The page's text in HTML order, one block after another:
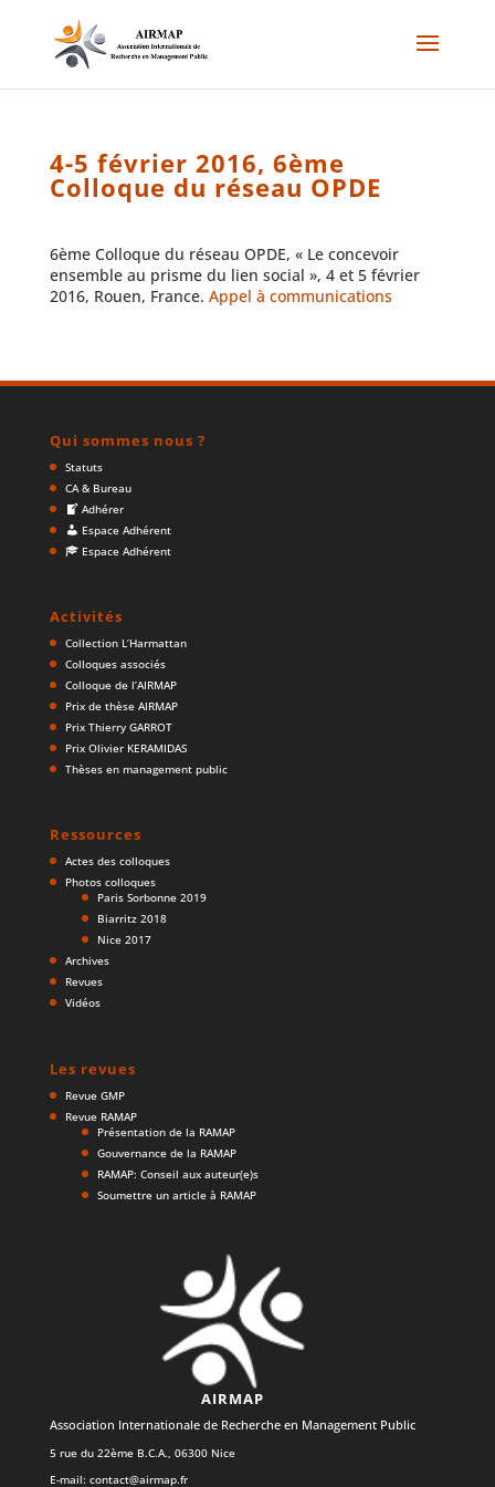
4-5 février 2016, 6ème
Colloque du réseau OPDE
6ème Colloque du réseau OPDE, « Le concevoir
ensemble au prisme du lien social », 4 et 5 février
2016, Rouen, France. Appel à communications
Qui sommes nous ?
Statuts
CA & Bureau
Adhérer
Espace Adhérent
Espace Adhérent
Activités
Collection L’Harmattan
Colloques associés
Colloque de l’AIRMAP
Prix de thèse AIRMAP
Prix Thierry GARROT
Prix Olivier KERAMIDAS
Thèses en management public
Ressources
Actes des colloques
Photos colloques
Paris Sorbonne 2019
Biarritz 2018
Nice 2017
Archives
Revues
Vidéos
Les revues
Revue GMP
Revue RAMAP
Présentation de la RAMAP
Gouvernance de la RAMAP
RAMAP: Conseil aux auteur(e)s
Soumettre un article à RAMAP
AIRMAP
Association Internationale de Recherche en Management Public
5 rue du 22ème B.C.A., 06300 Nice
E-mail: contact@airmap.fr